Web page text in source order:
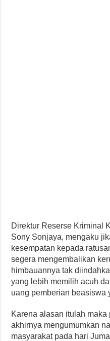
Direktur Reserse Kriminal
Sony Sonjaya, mengaku
kesempatan kepada
segera mengembalikan
himbauannya tak
yang lebih memilih acuh
uang pemberian beasiswa
Karena alasan itulah
akhirnya mengumumkan
masyarakat pada hari